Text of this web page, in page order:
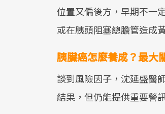
位置又偏後方，早期不一
或在胰頭阻塞總膽管造成
胰臟癌怎麼養成？最大
談到風險因子，沈延盛醫
結果，但仍能提供重要警